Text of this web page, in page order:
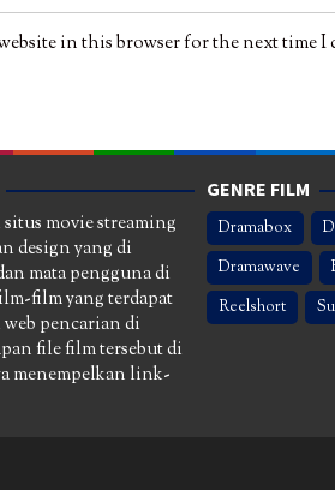
in this browser for the next time I
movie streaming
design yang di
mata pengguna di
film yang terdapat
pencarian di
file film tersebut di
menempelkan link-
GENRE FILM
Dramabox
Dramawave
Reelshort